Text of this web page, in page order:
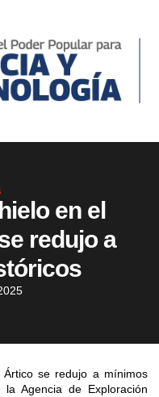
en el
redujo a
se redujo a mínimos
Agencia de Exploración